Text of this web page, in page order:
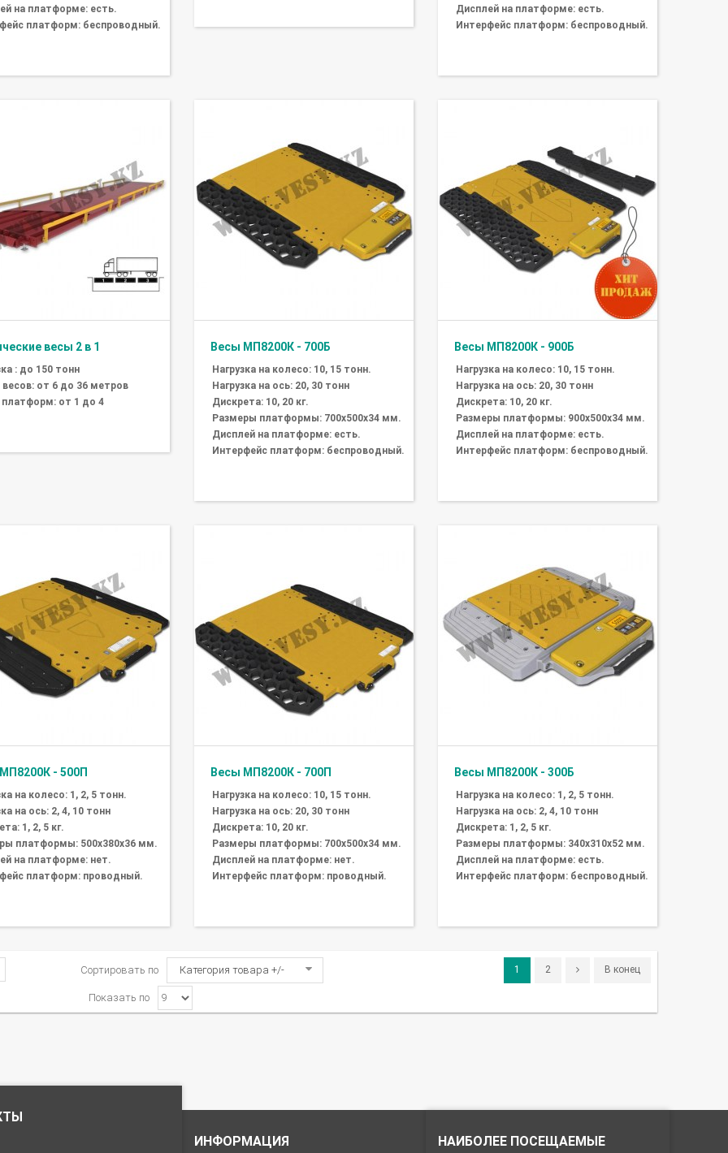
на платформе: есть.
платформ: беспроводный.
Дисплей на платформе: есть.
Интерфейс платформ: беспроводный.
весы 2 в 1
: до 150 тонн
от 6 до 36 метров
от 1 до 4
Весы МП8200К - 700Б
Нагрузка на колесо: 10, 15 тонн.
Нагрузка на ось: 20, 30 тонн
Дискрета: 10, 20 кг.
Размеры платформы: 700х500х34 мм.
Дисплей на платформе: есть.
Интерфейс платформ: беспроводный.
Весы МП8200К - 900Б
Нагрузка на колесо: 10, 15 тонн.
Нагрузка на ось: 20, 30 тонн
Дискрета: 10, 20 кг.
Размеры платформы: 900х500х34 мм.
Дисплей на платформе: есть.
Интерфейс платформ: беспроводный.
- 500П
на колесо: 1, 2, 5 тонн.
на ось: 2, 4, 10 тонн
1, 2, 5 кг.
платформы: 500х380х36 мм.
на платформе: нет.
платформ: проводный.
Весы МП8200К - 700П
Нагрузка на колесо: 10, 15 тонн.
Нагрузка на ось: 20, 30 тонн
Дискрета: 10, 20 кг.
Размеры платформы: 700х500х34 мм.
Дисплей на платформе: нет.
Интерфейс платформ: проводный.
Весы МП8200К - 300Б
Нагрузка на колесо: 1, 2, 5 тонн.
Нагрузка на ось: 2, 4, 10 тонн
Дискрета: 1, 2, 5 кг.
Размеры платформы: 340х310х52 мм.
Дисплей на платформе: есть.
Интерфейс платформ: беспроводный.
Сортировать по Категория товара +/-
Показать по
1 2 В конец
ИНФОРМАЦИЯ НАИБОЛЕЕ ПОСЕЩАЕМЫЕ